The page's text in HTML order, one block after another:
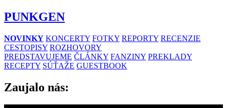
PUNKGEN
NOVINKY KONCERTY FOTKY REPORTY RECENZIE
CESTOPISY ROZHOVORY
PREDSTAVUJEME ČLÁNKY FANZINY PREKLADY
RECEPTY SÚŤAŽE GUESTBOOK
Zaujalo nás: